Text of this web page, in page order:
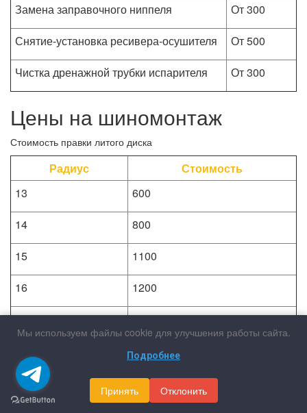
Замена заправочного ниппеля
От 300
Снятие-установка ресивера-осушителя
От 500
Чистка дренажной трубки испарителя
От 300
Цены на шиномонтаж
Стоимость правки литого диска
Радиус
Стоимость
13
600
14
800
15
1100
16
1200
17
1400
1900
19
2200
Мы используем файлы cookie для улучшения работы сайта.
Подробнее
Принять Отклонить